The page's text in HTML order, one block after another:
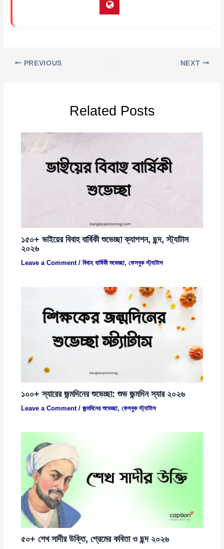
PREVIOUS NEXT
Related Posts
১৫০+ ভাইয়ের বিবাহ বার্ষিকী শুভেচ্ছা ক্যাপশন, ছন্দ, স্ট্যাটাস
২০২৬
Leave a Comment / বিবাহ বার্ষিকী শুভেচ্ছা, ফেসবুক স্ট্যাটাস
১০০+ স্যারের জন্মদিনের শুভেচ্ছা: শুভ জন্মদিন স্যার ২০২৬
Leave a Comment / জন্মদিনের শুভেচ্ছা, ফেসবুক স্ট্যাটাস
৫০+ শেখ সাদীর উক্তি, প্রেমের কবিতা ও ছন্দ ২০২৬